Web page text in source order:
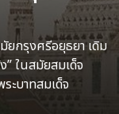
ยกรุงศรีอยุธยา เดิม
” ในสมัยสมเด็จ
ะบาทสมเด็จ